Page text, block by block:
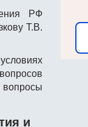
РФ
Т.В.
и